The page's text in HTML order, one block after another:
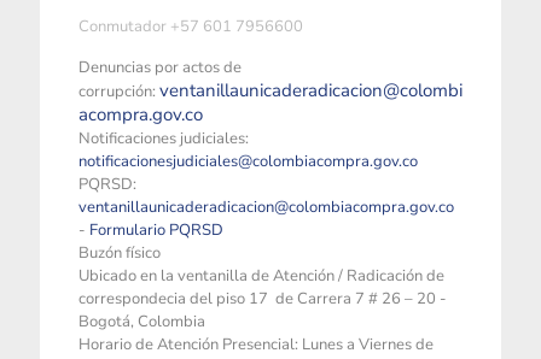
Conmutador +57 601 7956600
Denuncias por actos de
corrupción: ventanillaunicaderadicacion@colombi
acompra.gov.co
Notificaciones judiciales:
notificacionesjudiciales@colombiacompra.gov.co
PQRSD:
ventanillaunicaderadicacion@colombiacompra.gov.co
- Formulario PQRSD
Buzón físico
Ubicado en la ventanilla de Atención / Radicación de
correspondecia del piso 17 de Carrera 7 # 26 – 20 -
Bogotá, Colombia
Horario de Atención Presencial: Lunes a Viernes de